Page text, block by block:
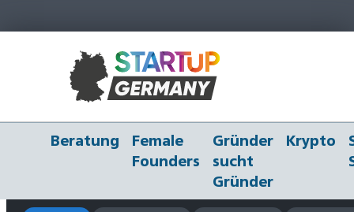
Beratung
Female
Founders
Gründer
sucht
Gründer
Krypto